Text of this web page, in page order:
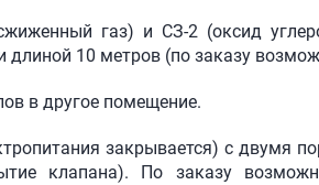
газ) и СЗ-2 (оксид
10 метров (по заказу
в другое помещение.
закрывается) с двумя
клапана). По заказу